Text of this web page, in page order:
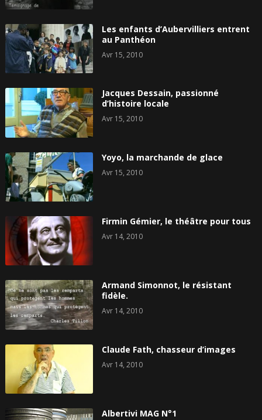
Les enfants d’Aubervilliers entrent
au Panthéon
Avr 15, 2010
Jacques Dessain, passionné
d’histoire locale
Avr 15, 2010
Yoyo, la marchande de glace
Avr 15, 2010
Firmin Gémier, le théâtre pour tous
Avr 14, 2010
Armand Simonnot, le résistant
fidèle.
Avr 14, 2010
Claude Fath, chasseur d’images
Avr 14, 2010
Albertivi MAG N°1